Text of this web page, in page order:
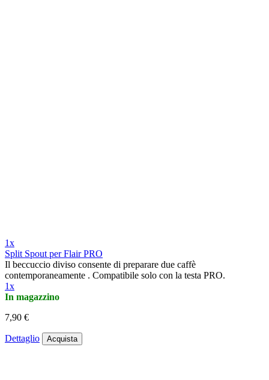
1x
Split Spout per Flair PRO
Il beccuccio diviso consente di preparare due caffè
contemporaneamente . Compatibile solo con la testa PRO.
1x
In magazzino
7,90 €
Dettaglio Acquista